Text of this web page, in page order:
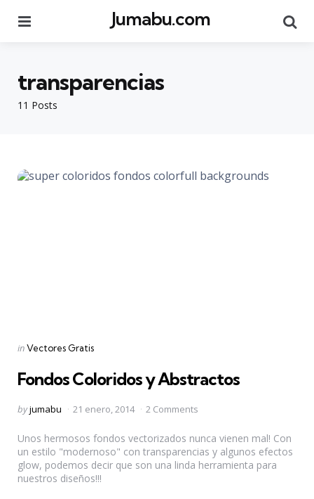
Jumabu.com
11 Posts
transparencias
Categories
Posted
inVectores Gratis
Fondos Coloridos y Abstractos
Posted
byjumabu 21 enero, 2014 2 Comments
Unos hermosos fondos vectorizados nunca vienen mal! Con
un estilo "modernoso" con transparencias y algunos efectos
glow, podemos decir que son una linda herramienta para
nuestros diseños!!!